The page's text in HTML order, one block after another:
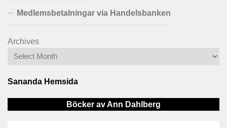
Medlemsbetalningar via Handelsbanken
Archives
Sananda Hemsida
Böcker av Ann Dahlberg